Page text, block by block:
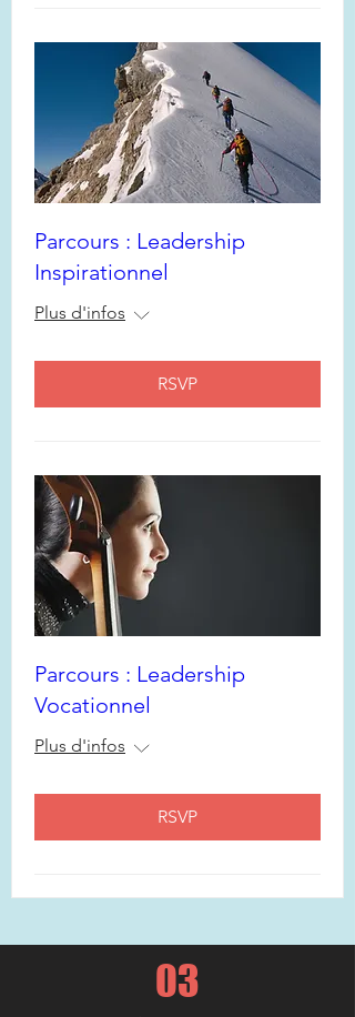
Parcours : Leadership
Inspirationnel
Plus d'infos
RSVP
Parcours : Leadership
Vocationnel
Plus d'infos
RSVP
03